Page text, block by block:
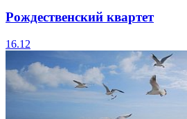
Рождественский квартет
16.12